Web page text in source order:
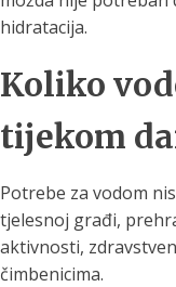
hidratacija.
Koliko
tijekom
Potrebe za vodom
tjelesnoj građi,
aktivnosti,
čimbenicima.